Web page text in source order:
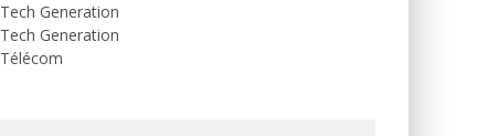
Tech Generation
Tech Generation
Télécom